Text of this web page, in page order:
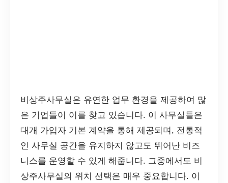
비상주사무실은 유연한 업무 환경을 제공하여 많
은 기업들이 이를 찾고 있습니다. 이 사무실들은
대개 가입자 기본 계약을 통해 제공되며, 전통적
인 사무실 공간을 유지하지 않고도 뛰어난 비즈
니스를 운영할 수 있게 해줍니다. 그중에서도 비
상주사무실의 위치 선택은 매우 중요합니다. 이